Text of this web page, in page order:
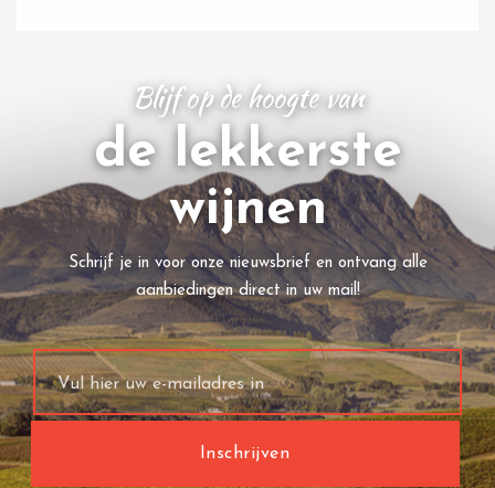
Blijf op de hoogte van
de lekkerste
wijnen
Schrijf je in voor onze nieuwsbrief en ontvang alle
aanbiedingen direct in uw mail!